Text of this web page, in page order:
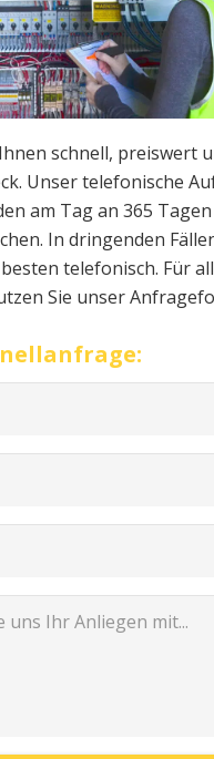
schnell, preiswert
Unser telefonische
im Jahr zu für
dringenden Fällen kontaktieren
telefonisch. Für
Sie unser